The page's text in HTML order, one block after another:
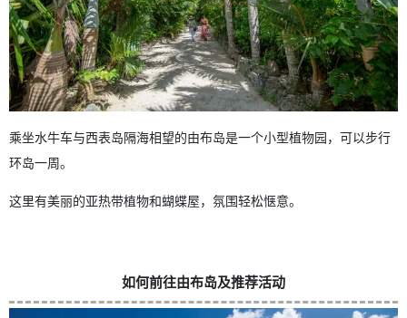
乘坐水牛车与西表岛隔海相望的由布岛是一个小型植物园，可以步行
环岛一周。
这里有美丽的亚热带植物和蝴蝶屋，氛围轻松惬意。
如何前往由布岛及推荐活动